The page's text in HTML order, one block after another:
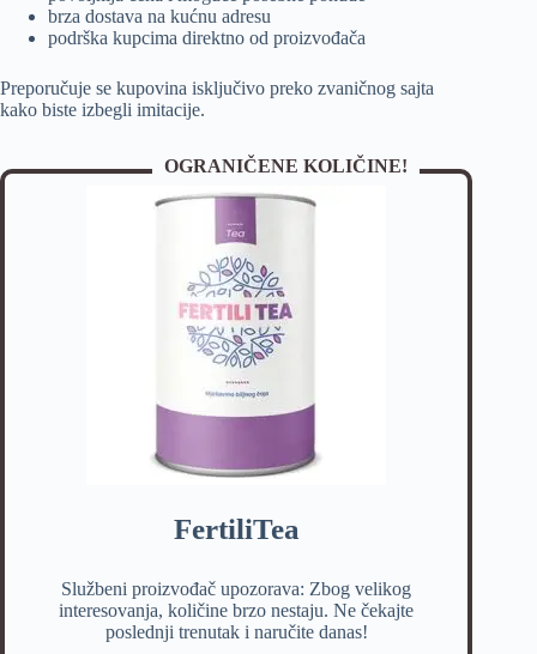
brza dostava na kućnu adresu
podrška kupcima direktno od proizvođača
Preporučuje se kupovina isključivo preko zvaničnog sajta
kako biste izbegli imitacije.
OGRANIČENE KOLIČINE!
FertiliTea
Službeni proizvođač upozorava: Zbog velikog
interesovanja, količine brzo nestaju. Ne čekajte
poslednji trenutak i naručite danas!